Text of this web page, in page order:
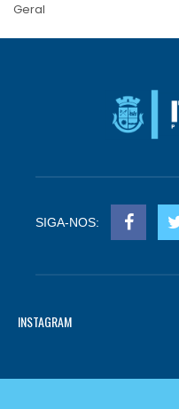
Geral
SIGA-NOS:
INSTAGRAM